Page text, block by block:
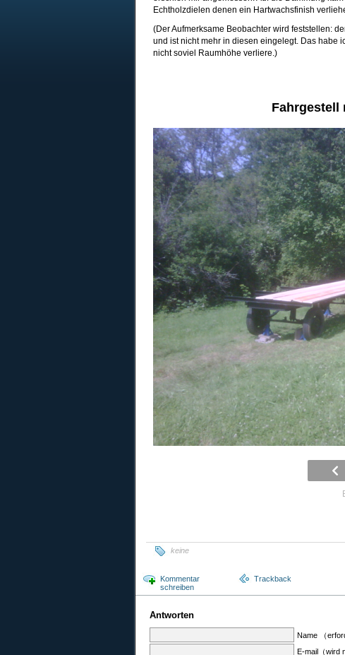
Echtholzdielen denen ein Hartwachsfinish
(Der Aufmerksame Beobachter wird feststellen:
und ist nicht mehr in diesen eingelegt. Das habe
nicht soviel Raumhöhe verliere.)
Fahrgestell
keine
Kommentar
schreiben
Trackback
Antworten
Name （
E-mail（wird